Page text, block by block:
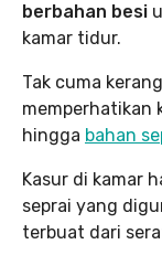
berbahan besi
kamar tidur.
Tak cuma
memperhatikan
hingga bahan
Kasur di kamar
seprai yang
terbuat dari